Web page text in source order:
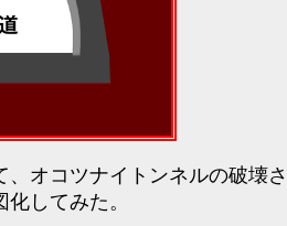
、オコツナイトンネルの破壊
してみた。